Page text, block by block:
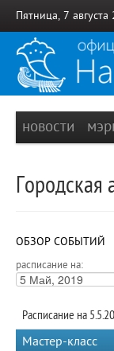
Пятница, 7
новости
ОБЗОР СОБЫТИЙ
расписание на:
Расписание на
Мастер-класс